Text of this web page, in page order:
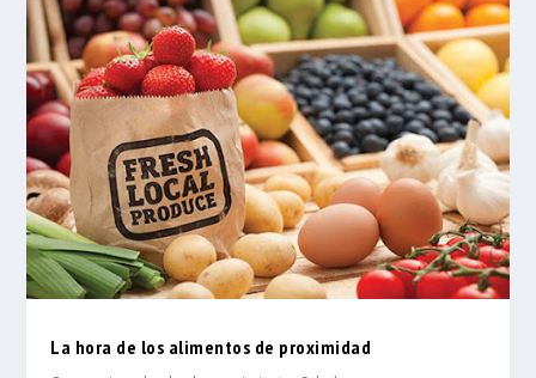
La hora de los alimentos de proximidad